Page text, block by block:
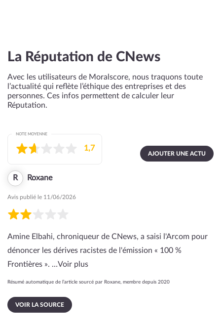
La Réputation de CNews
Avec les utilisateurs de Moralscore, nous traquons toute
l’actualité qui reflète l’éthique des entreprises et des
personnes. Ces infos permettent de calculer leur
Réputation.
AJOUTER UNE ACTU
NOTE MOYENNE
1,7
R Roxane
Avis publié le 11/06/2026
Amine Elbahi, chroniqueur de CNews, a saisi l'Arcom pour
dénoncer les dérives racistes de l'émission « 100 %
Frontières ». …Voir plus
Résumé automatique de l’article sourcé par Roxane, membre depuis 2020
VOIR LA SOURCE